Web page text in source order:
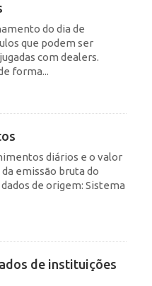
do dia de
que podem ser
com dealers.
forma...
diários e o valor
emissão bruta do
de origem: Sistema
de instituições